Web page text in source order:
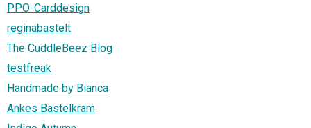
PPO-Carddesign
reginabastelt
The CuddleBeez Blog
testfreak
Handmade by Bianca
Ankes Bastelkram